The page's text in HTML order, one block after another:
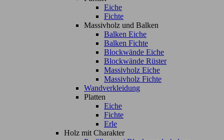
Eiche
Fichte
Massivholz und Balken
Balken Eiche
Balken Fichte
Blockwände Eiche
Blockwände Rüster
Massivholz Eiche
Massivholz Fichte
Wandverkleidung
Platten
Eiche
Fichte
Erle
Holz mit Charakter